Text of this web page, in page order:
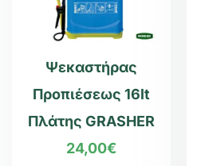
Ψεκαστήρας
Προπιέσεως 16lt
Πλάτης GRASHER
24,00€